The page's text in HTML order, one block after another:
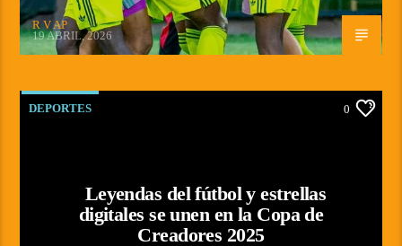
R V AP
19 ABRIL, 2026
DEPORTES 0
Leyendas del fútbol y estrellas
digitales se unen en la Copa de
Creadores 2025